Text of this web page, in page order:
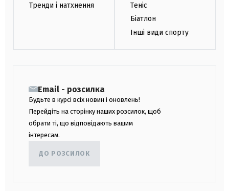
Тренди і натхнення
Теніс
Біатлон
Інші види спорту
Email - розсилка
Будьте в курсі всіх новин і оновлень!
Перейдіть на сторінку наших розсилок, щоб
обрати ті, що відповідають вашим
інтересам.
ДО РОЗСИЛОК